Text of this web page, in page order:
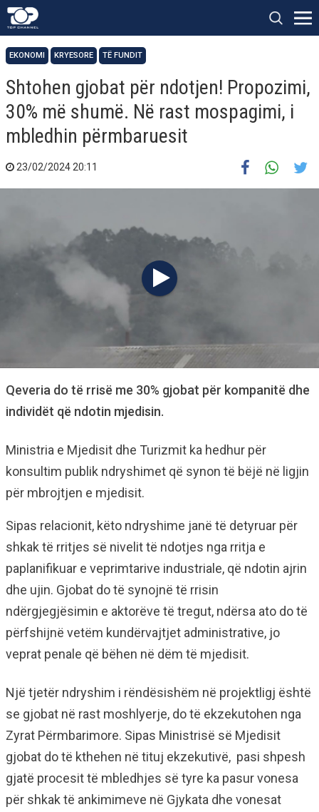
EKONOMI KRYESORE TË FUNDIT
Shtohen gjobat për ndotjen! Propozimi,
30% më shumë. Në rast mospagimi, i
mbledhin përmbaruesit
23/02/2024 20:11
Qeveria do të rrisë me 30% gjobat për kompanitë dhe
individët që ndotin mjedisin.
Ministria e Mjedisit dhe Turizmit ka hedhur për
konsultim publik ndryshimet që synon të bëjë në ligjin
për mbrojtjen e mjedisit.
Sipas relacionit, këto ndryshime janë të detyruar për
shkak të rritjes së nivelit të ndotjes nga rritja e
paplanifikuar e veprimtarive industriale, që ndotin ajrin
dhe ujin. Gjobat do të synojnë të rrisin
ndërgjegjësimin e aktorëve të tregut, ndërsa ato do të
përfshijnë vetëm kundërvajtjet administrative, jo
veprat penale që bëhen në dëm të mjedisit.
Një tjetër ndryshim i rëndësishëm në projektligj është
se gjobat në rast moshlyerje, do të ekzekutohen nga
Zyrat Përmbarimore. Sipas Ministrisë së Mjedisit
gjobat do të kthehen në tituj ekzekutivë, pasi shpesh
gjatë procesit të mbledhjes së tyre ka pasur vonesa
për shkak të ankimimeve në Gjykata dhe vonesat